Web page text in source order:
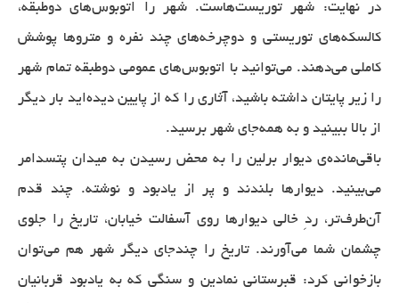
در نهایت: شهر توریست‌هاست. شهر را اتوبوس‌های دوطبقه،
کالسکه‌های توریستی و دوچرخه‌های چند نفره و متروها پوشش
کاملی می‌دهند. می‌توانید با اتوبوس‌های عمومی دوطبقه تمام شهر
را زیر پایتان داشته باشید، آثاری را که از پایین دیده‌اید بار دیگر
از بالا ببینید و به همه‌جای شهر برسید.
باقی‌مانده‌ی دیوار برلین را به محض رسیدن به میدان پتسدامر
می‌بینید. دیوارها بلندند و پر از یادبود و نوشته. چند قدم
آن‌طرف‌تر، ردِ خالی دیوارها روی آسفالت خیابان، تاریخ را جلوی
چشمان شما می‌آورند. تاریخ را چند‌جای دیگر شهر هم می‌توان
بازخوانی کرد: قبرستانی نمادین و سنگی که به یادبود قربانیان